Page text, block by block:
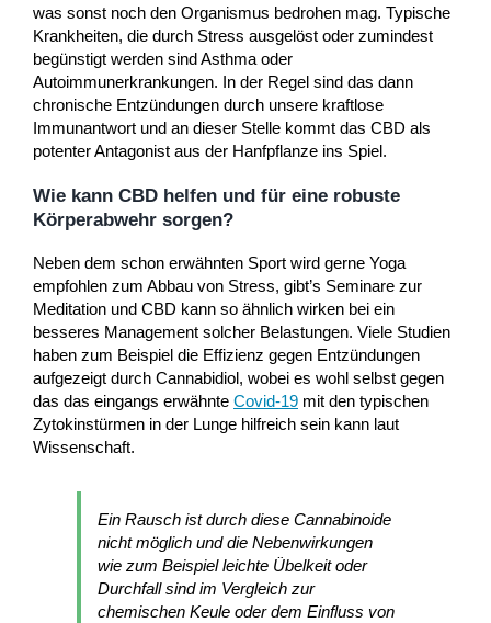
was sonst noch den Organismus bedrohen mag. Typische
Krankheiten, die durch Stress ausgelöst oder zumindest
begünstigt werden sind Asthma oder
Autoimmunerkrankungen. In der Regel sind das dann
chronische Entzündungen durch unsere kraftlose
Immunantwort und an dieser Stelle kommt das CBD als
potenter Antagonist aus der Hanfpflanze ins Spiel.
Wie kann CBD helfen und für eine robuste
Körperabwehr sorgen?
Neben dem schon erwähnten Sport wird gerne Yoga
empfohlen zum Abbau von Stress, gibt’s Seminare zur
Meditation und CBD kann so ähnlich wirken bei ein
besseres Management solcher Belastungen. Viele Studien
haben zum Beispiel die Effizienz gegen Entzündungen
aufgezeigt durch Cannabidiol, wobei es wohl selbst gegen
das das eingangs erwähnte Covid-19 mit den typischen
Zytokinstürmen in der Lunge hilfreich sein kann laut
Wissenschaft.
Ein Rausch ist durch diese Cannabinoide
nicht möglich und die Nebenwirkungen
wie zum Beispiel leichte Übelkeit oder
Durchfall sind im Vergleich zur
chemischen Keule oder dem Einfluss von